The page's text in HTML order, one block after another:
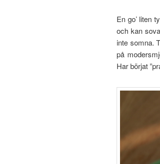
En go’ liten
och kan
inte somna.
på
Har börjat